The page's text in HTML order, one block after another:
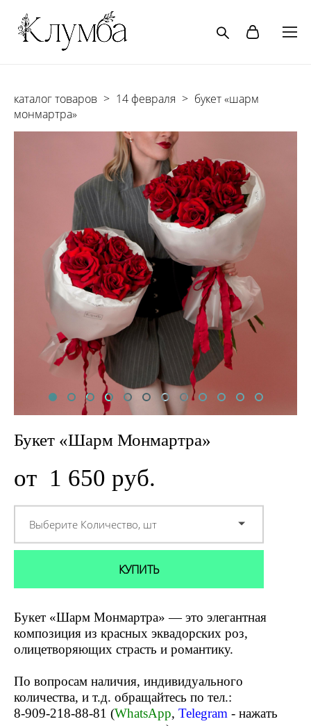
каталог товаров > 14 февраля > букет «шарм
монмартра»
Букет «Шарм Монмартра»
от 1 650 pуб.
Выберите Количество, шт
КУПИТЬ
Букет «Шарм Монмартра» — это элегантная
композиция из красных эквадорских роз,
олицетворяющих страсть и романтику.
По вопросам наличия, индивидуального
количества, и т.д. обращайтесь по тел.:
8-909-218-88-81 (WhatsApp, Telegram - нажать